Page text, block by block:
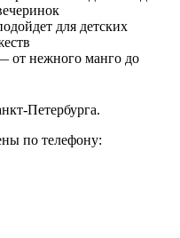
для детских
от нежного манго до
Петербурга.
по телефону: